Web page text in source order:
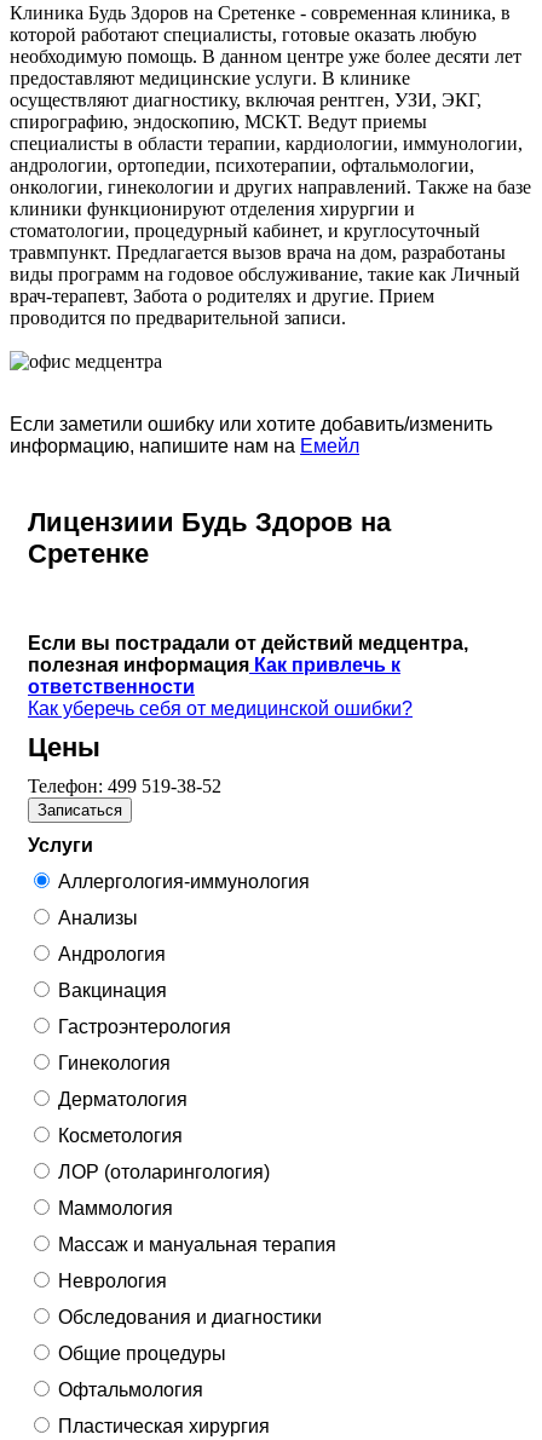
Клиника Будь Здоров на Сретенке - современная клиника, в
которой работают специалисты, готовые оказать любую
необходимую помощь. В данном центре уже более десяти лет
предоставляют медицинские услуги. В клинике
осуществляют диагностику, включая рентген, УЗИ, ЭКГ,
спирографию, эндоскопию, МСКТ. Ведут приемы
специалисты в области терапии, кардиологии, иммунологии,
андрологии, ортопедии, психотерапии, офтальмологии,
онкологии, гинекологии и других направлений. Также на базе
клиники функционируют отделения хирургии и
стоматологии, процедурный кабинет, и круглосуточный
травмпункт. Предлагается вызов врача на дом, разработаны
виды программ на годовое обслуживание, такие как Личный
врач-терапевт, Забота о родителях и другие. Прием
проводится по предварительной записи.
Если заметили ошибку или хотите добавить/изменить
информацию, напишите нам на Емейл
Лицензиии Будь Здоров на
Сретенке
Если вы пострадали от действий медцентра,
полезная информация Как привлечь к
ответственности
Как уберечь себя от медицинской ошибки?
Цены
Телефон: 499 519-38-52
Записаться
Услуги
Аллергология-иммунология
Анализы
Андрология
Вакцинация
Гастроэнтерология
Гинекология
Дерматология
Косметология
ЛОР (отоларингология)
Маммология
Массаж и мануальная терапия
Неврология
Обследования и диагностики
Общие процедуры
Офтальмология
Пластическая хирургия